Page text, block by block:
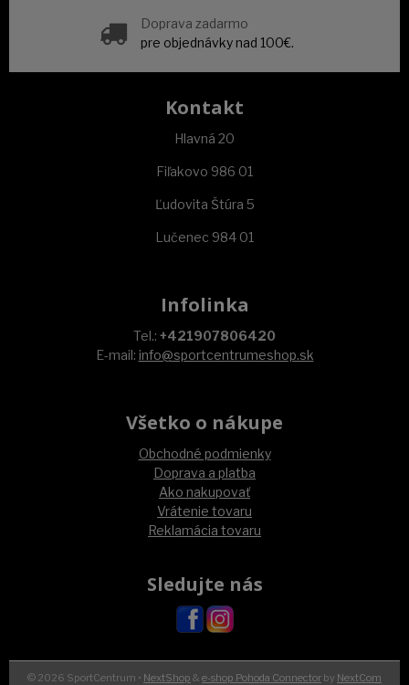
Doprava zadarmo
pre objednávky nad 100€.
Kontakt
Hlavná 20
Fiľakovo 986 01
Ľudovita Štúra 5
Lučenec 984 01
Infolinka
Tel.: +421907806420
E-mail: info@sportcentrumeshop.sk
Všetko o nákupe
Obchodné podmienky
Doprava a platba
Ako nakupovať
Vrátenie tovaru
Reklamácia tovaru
Sledujte nás
© 2026 SportCentrum • NextShop & e-shop Pohoda Connector by NextCom